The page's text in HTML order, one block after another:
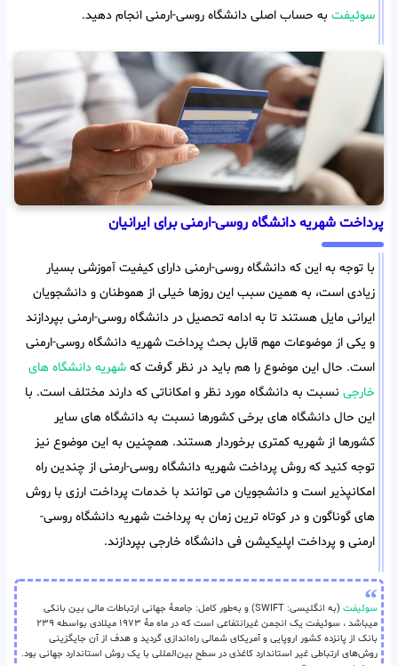
سوئیفت به حساب اصلی دانشگاه روسی-ارمنی انجام دهید.
پرداخت شهریه دانشگاه روسی-ارمنی برای ایرانیان
با توجه به این که دانشگاه روسی-ارمنی دارای کیفیت آموزشی بسیار
زیادی است، به همین سبب این روزها خیلی از هموطنان و دانشجویان
ایرانی مایل هستند تا به ادامه تحصیل در دانشگاه روسی-ارمنی بپردازند
و یکی از موضوعات مهم قابل بحث پرداخت شهریه دانشگاه روسی-ارمنی
است. حال این موضوع را هم باید در نظر گرفت که شهریه دانشگاه های
خارجی نسبت به دانشگاه مورد نظر و امکاناتی که دارند مختلف است. با
این حال دانشگاه های برخی کشورها نسبت به دانشگاه های سایر
کشورها از شهریه کمتری برخوردار هستند. همچنین به این موضوع نیز
توجه کنید که روش پرداخت شهریه دانشگاه روسی-ارمنی از چندین راه
امکانپذیر است و دانشجویان می توانند با خدمات پرداخت ارزی با روش
های گوناگون و در کوتاه ترین زمان به پرداخت شهریه دانشگاه روسی-
ارمنی و پرداخت اپلیکیشن فی دانشگاه خارجی بپردازند.
سوئیفت
(به انگلیسی: SWIFT) و به‌طور کامل: جامعهٔ جهانی ارتباطات مالی بین بانکی
میباشد ، سوئیفت یک انجمن غیرانتفاعی است که در ماه مهٔ ۱۹۷۳ میلادی بواسطه ۲۳۹
بانک از پانزده کشور اروپایی و آمریکای شمالی راه‌اندازی گردید و هدف از آن جایگزینی
روش‌های ارتباطی غیر استاندارد کاغذی در سطح بین‌المللی با یک روش استاندارد جهانی بود.